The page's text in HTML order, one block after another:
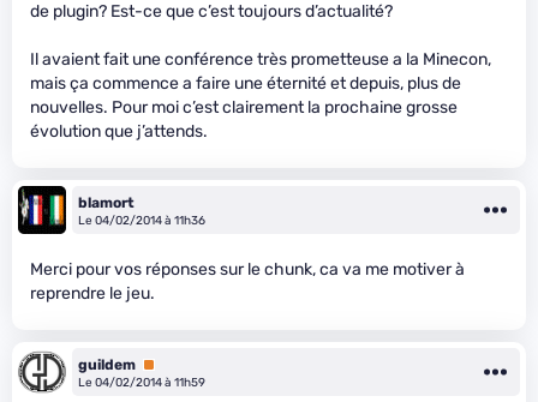
de plugin? Est-ce que c’est toujours d’actualité?
Il avaient fait une conférence très prometteuse a la Minecon,
mais ça commence a faire une éternité et depuis, plus de
nouvelles. Pour moi c’est clairement la prochaine grosse
évolution que j’attends.
blamort
Le 04/02/2014 à 11h36
Merci pour vos réponses sur le chunk, ca va me motiver à
reprendre le jeu.
guildem Premium
Le 04/02/2014 à 11h59